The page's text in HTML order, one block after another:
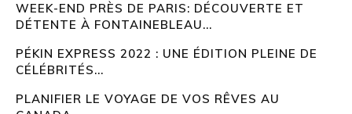
WEEK-END PRÈS DE PARIS: DÉCOUVERTE ET
DÉTENTE À FONTAINEBLEAU...
PÉKIN EXPRESS 2022 : UNE ÉDITION PLEINE DE
CÉLÉBRITÉS...
PLANIFIER LE VOYAGE DE VOS RÊVES AU